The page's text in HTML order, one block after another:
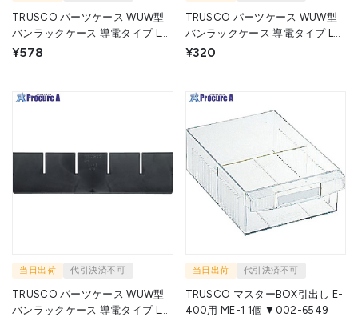
TRUSCO パーツケース WUW型
バンラックケース 導電タイプ L型
用引出仕切り板ML2用 ML-ED 1枚
¥578
TRUSCO パーツケース WUW型
バンラックケース 導電タイプ L型
引出用仕切り板M2・L2用 ML-
¥320
当日出荷 代引決済不可
TRUSCO パーツケース WUW型
バンラックケース 導電タイプ L型
当日出荷 代引決済不可
TRUSCO マスターBOX引出し E-
400用 ME-1 1個 ▼002-6549